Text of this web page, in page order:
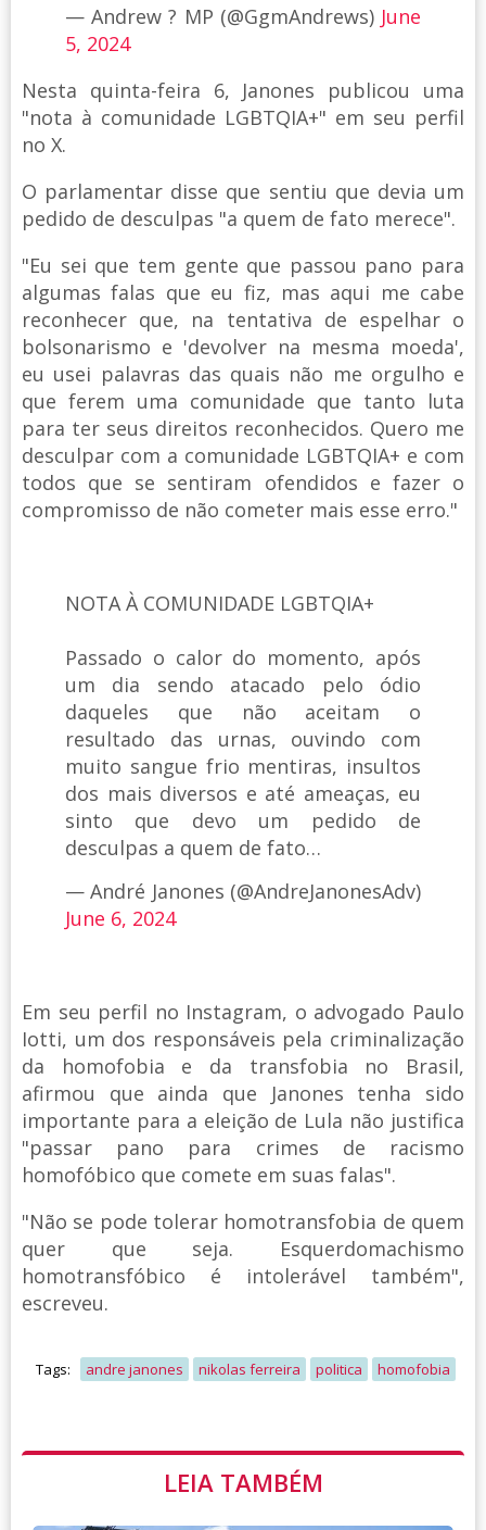
— Andrew ? MP (@GgmAndrews) June
5, 2024
Nesta quinta-feira 6, Janones publicou uma
"nota à comunidade LGBTQIA+" em seu perfil
no X.
O parlamentar disse que sentiu que devia um
pedido de desculpas "a quem de fato merece".
"Eu sei que tem gente que passou pano para
algumas falas que eu fiz, mas aqui me cabe
reconhecer que, na tentativa de espelhar o
bolsonarismo e 'devolver na mesma moeda',
eu usei palavras das quais não me orgulho e
que ferem uma comunidade que tanto luta
para ter seus direitos reconhecidos. Quero me
desculpar com a comunidade LGBTQIA+ e com
todos que se sentiram ofendidos e fazer o
compromisso de não cometer mais esse erro."
NOTA À COMUNIDADE LGBTQIA+
Passado o calor do momento, após
um dia sendo atacado pelo ódio
daqueles que não aceitam o
resultado das urnas, ouvindo com
muito sangue frio mentiras, insultos
dos mais diversos e até ameaças, eu
sinto que devo um pedido de
desculpas a quem de fato…
— André Janones (@AndreJanonesAdv)
June 6, 2024
Em seu perfil no Instagram, o advogado Paulo
Iotti, um dos responsáveis pela criminalização
da homofobia e da transfobia no Brasil,
afirmou que ainda que Janones tenha sido
importante para a eleição de Lula não justifica
"passar pano para crimes de racismo
homofóbico que comete em suas falas".
"Não se pode tolerar homotransfobia de quem
quer que seja. Esquerdomachismo
homotransfóbico é intolerável também",
escreveu.
Tags: andre janones nikolas ferreira politica homofobia
LEIA TAMBÉM